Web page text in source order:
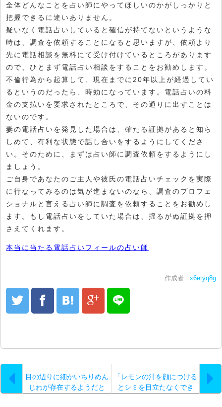
全体どんなことを占い師にやってほしいのかがしっかりと
把握できるに違いありません。
疑いなく電話占いしていると確信が持てないというような
時は、調査を依頼することになると思いますが、依頼より
先に電話相談を無料にて受け付けているところがあります
ので、ひとまず電話占い相談をすることをお勧めします。
不倫行為から起算して、現在までに20年以上が経過してい
るというのだったら、時効になっています。電話占いの料
金の支払いを要求されたところで、その通りに出すことは
ないのです。
妻の電話占いを発見した場合は、確たる証拠があると知ら
しめて、有利な状態で話し合いをするようにしてくださ
い。そのために、まずは占い師に調査依頼をするようにし
ましょう。
ご自身であなたのご主人や彼氏の電話占いチェックを実際
に行なってみるのは気が進まないのなら、調査のプロフェ
ショナルと言える占い師に調査を依頼することをお勧めし
ます。もし電話占いをしていた場合は、揺るがぬ証拠を押
さえてくれます。
本当に当たる電話占いフィールの占い師
作成者 : x6etyq8g
目の辺りに細かいちりめん
じわが存在するようだと
「レモンの汁を顔につける
とシミを目立たなくでき